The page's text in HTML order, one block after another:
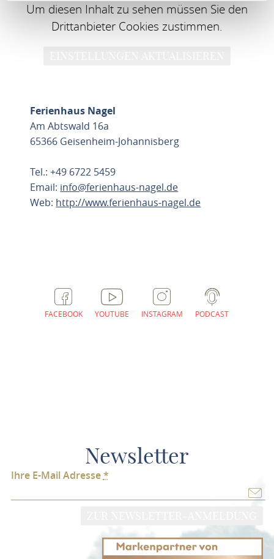
Um diesen Inhalt zu sehen müssen Sie den
Drittanbieter Cookies zustimmen.
Ferienhaus Nagel
Am Abtswald 16a
65366 Geisenheim-Johannisberg
Tel.: +49 6722 5459
Email: info@ferienhaus-nagel.de
Web: http://www.ferienhaus-nagel.de
FACEBOOK YOUTUBE INSTAGRAM PODCAST
Newsletter
Ihre E-Mail Adresse*